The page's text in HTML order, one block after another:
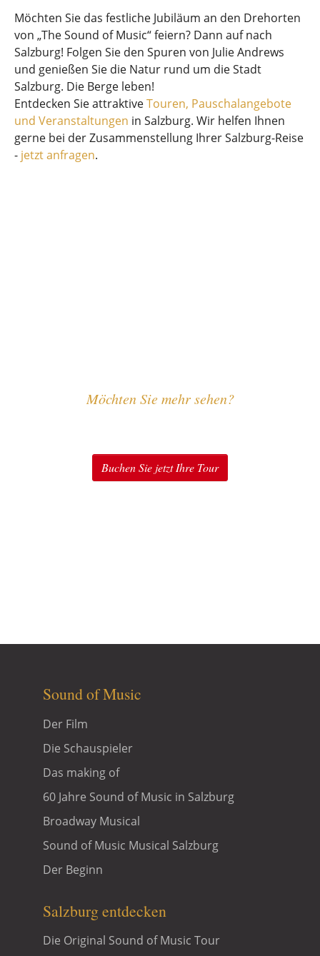
Möchten Sie das festliche Jubiläum an den Drehorten
von „The Sound of Music“ feiern? Dann auf nach
Salzburg! Folgen Sie den Spuren von Julie Andrews
und genießen Sie die Natur rund um die Stadt
Salzburg. Die Berge leben!
Entdecken Sie attraktiveTouren, Pauschalangebote
und Veranstaltungen in Salzburg. Wir helfen Ihnen
gerne bei der Zusammenstellung Ihrer Salzburg-Reise
- jetzt anfragen.
Möchten Sie mehr sehen?
Buchen Sie jetzt Ihre Tour
Sound of Music
Der Film
Die Schauspieler
Das making of
60 Jahre Sound of Music in Salzburg
Broadway Musical
Sound of Music Musical Salzburg
Der Beginn
Salzburg entdecken
Die Original Sound of Music Tour